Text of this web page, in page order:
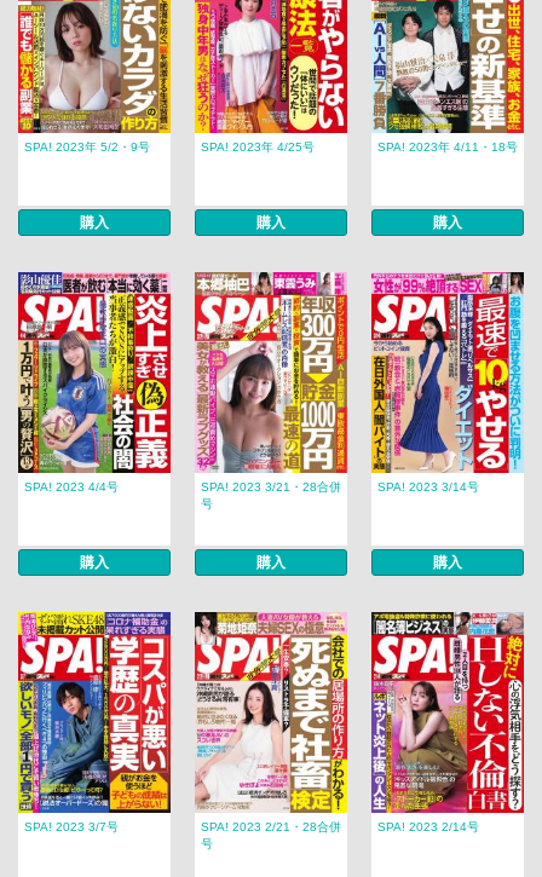
SPA! 2023年 5/2・9号
購入
SPA! 2023年 4/25号
購入
SPA! 2023年 4/11・18号
購入
SPA! 2023 4/4号
購入
SPA! 2023 3/21・28合併
号
購入
SPA! 2023 3/14号
購入
SPA! 2023 3/7号
SPA! 2023 2/21・28合併
号
SPA! 2023 2/14号